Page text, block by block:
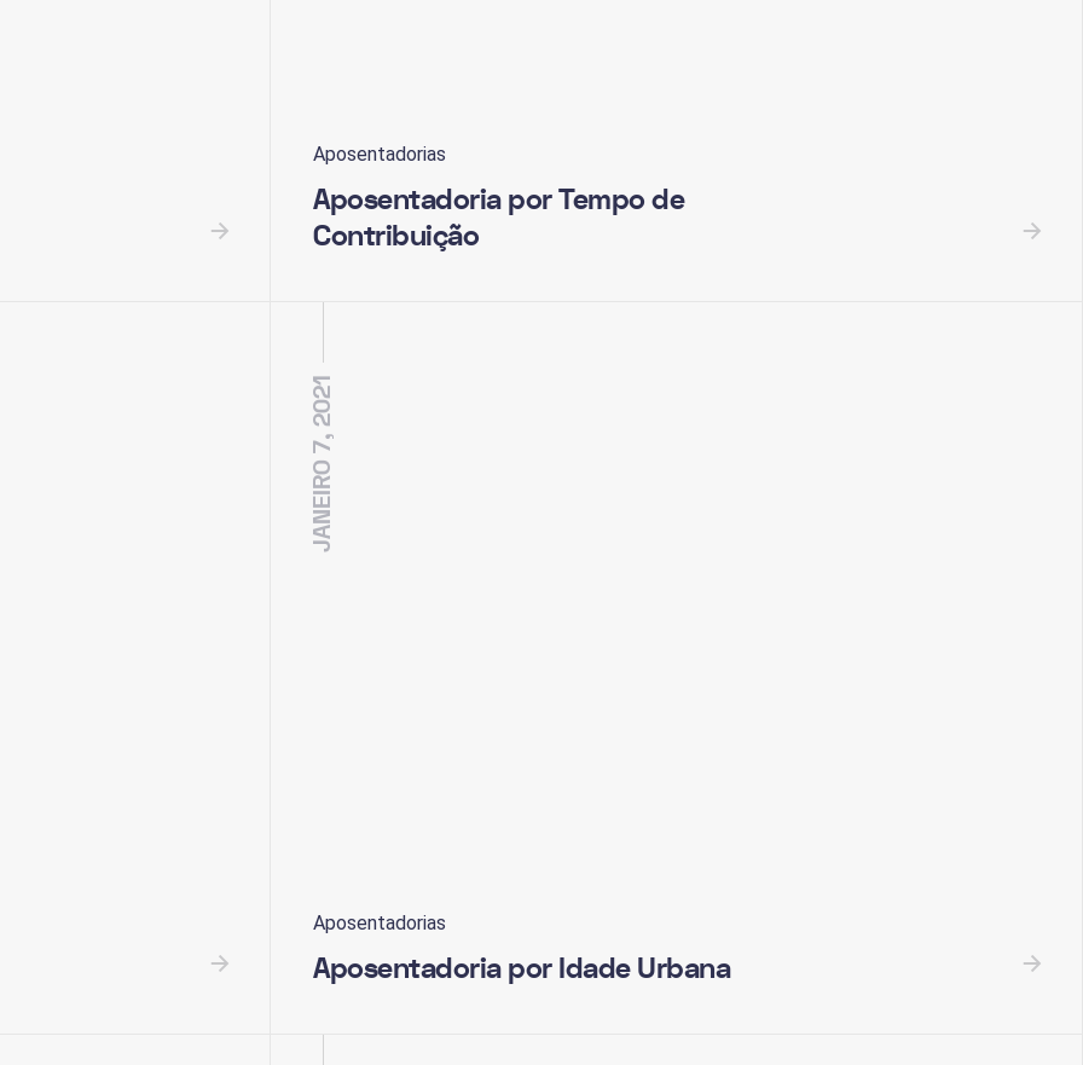
Aposentadorias
Aposentadoria por Tempo de
Contribuição
JANEIRO 7, 2021
Aposentadorias
Aposentadoria por Idade Urbana